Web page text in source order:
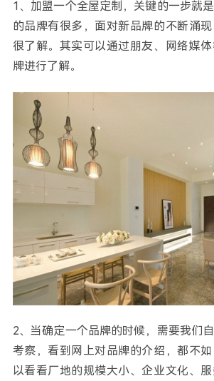
1、加盟一个全屋定制，关键的一步就
的品牌有很多，面对新品牌的不断涌
很了解。其实可以通过朋友、网络媒
牌进行了解。
2、当确定一个品牌的时候，需要我们
考察，看到网上对品牌的介绍，都不
以看看厂地的规模大小、企业文化、